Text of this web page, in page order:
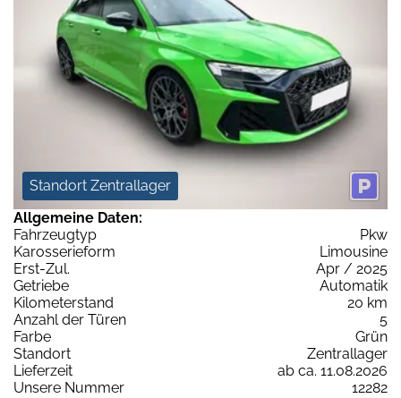
Standort Zentrallager
Allgemeine Daten:
Fahrzeugtyp
Pkw
Karosserieform
Limousine
Erst-Zul.
Apr / 2025
Getriebe
Automatik
Kilometerstand
20 km
Anzahl der Türen
5
Farbe
Grün
Standort
Zentrallager
Lieferzeit
ab ca. 11.08.2026
Unsere Nummer
12282